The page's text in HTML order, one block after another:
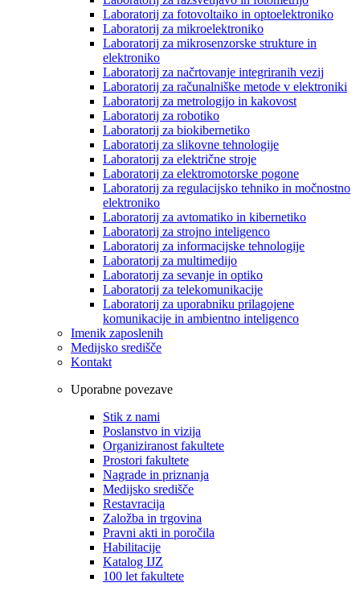
Laboratorij za fotovoltaiko in optoelektroniko
Laboratorij za mikroelektroniko
Laboratorij za mikrosenzorske strukture in
elektroniko
Laboratorij za načrtovanje integriranih vezij
Laboratorij za računalniške metode v elektroniki
Laboratorij za metrologijo in kakovost
Laboratorij za robotiko
Laboratorij za biokibernetiko
Laboratorij za slikovne tehnologije
Laboratorij za električne stroje
Laboratorij za elektromotorske pogone
Laboratorij za regulacijsko tehniko in močnostno
elektroniko
Laboratorij za avtomatiko in kibernetiko
Laboratorij za strojno inteligenco
Laboratorij za informacijske tehnologije
Laboratorij za multimedijo
Laboratorij za sevanje in optiko
Laboratorij za telekomunikacije
Laboratorij za uporabniku prilagojene
komunikacije in ambientno inteligenco
Imenik zaposlenih
Medijsko središče
Kontakt
Uporabne povezave
Stik z nami
Poslanstvo in vizija
Organiziranost fakultete
Prostori fakultete
Nagrade in priznanja
Medijsko središče
Restavracija
Založba in trgovina
Pravni akti in poročila
Habilitacije
Katalog IJZ
100 let fakultete